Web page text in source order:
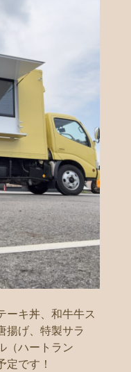
ーキ丼、和牛牛ス
揚げ、特製サラ
（ハートラン
定です！